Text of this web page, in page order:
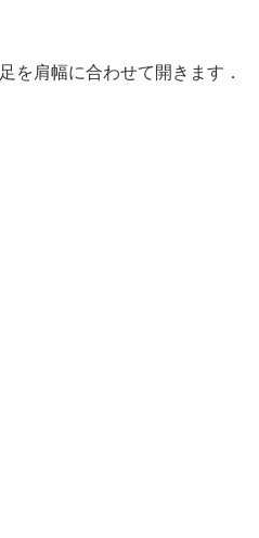
を肩幅に合わせて開きます．